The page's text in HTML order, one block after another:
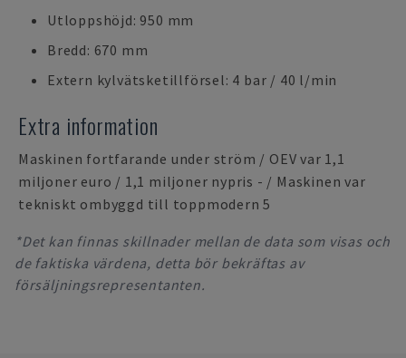
Utloppshöjd: 950 mm
Bredd: 670 mm
Extern kylvätsketillförsel: 4 bar / 40 l/min
Extra information
Maskinen fortfarande under ström / OEV var 1,1
miljoner euro / 1,1 miljoner nypris - / Maskinen var
tekniskt ombyggd till toppmodern 5
*Det kan finnas skillnader mellan de data som visas och
de faktiska värdena, detta bör bekräftas av
försäljningsrepresentanten.